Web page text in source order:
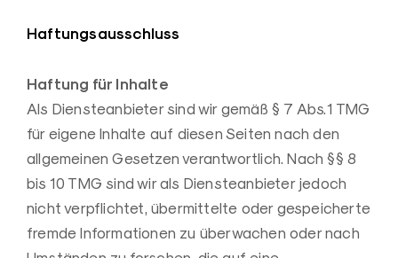
Haftungsausschluss
Haftung für Inhalte
Als Diensteanbieter sind wir gemäß § 7 Abs.1 TMG
für eigene Inhalte auf diesen Seiten nach den
allgemeinen Gesetzen verantwortlich. Nach §§ 8
bis 10 TMG sind wir als Diensteanbieter jedoch
nicht verpflichtet, übermittelte oder gespeicherte
fremde Informationen zu überwachen oder nach